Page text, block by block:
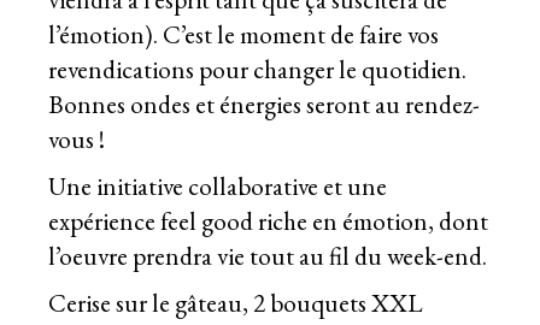
l’émotion). C’est le moment de faire vos
revendications pour changer le quotidien.
Bonnes ondes et énergies seront au rendez-
vous !
Une initiative collaborative et une
expérience feel good riche en émotion, dont
l’oeuvre prendra vie tout au fil du week-end.
Cerise sur le gâteau, 2 bouquets XXL